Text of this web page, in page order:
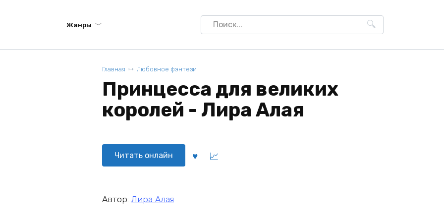
Жанры
Search
for:
Главная Любовное фэнтези
Принцесса для великих
королей - Лира Алая
Читать онлайн
Автор: Лира Алая